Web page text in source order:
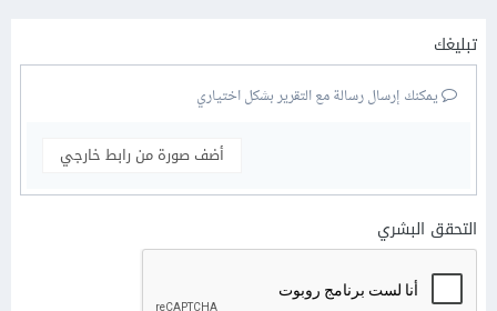
تبليغك
يمكنك إرسال رسالة مع التقرير بشكل اختياري
أضف صورة من رابط خارجي
التحقق البشري